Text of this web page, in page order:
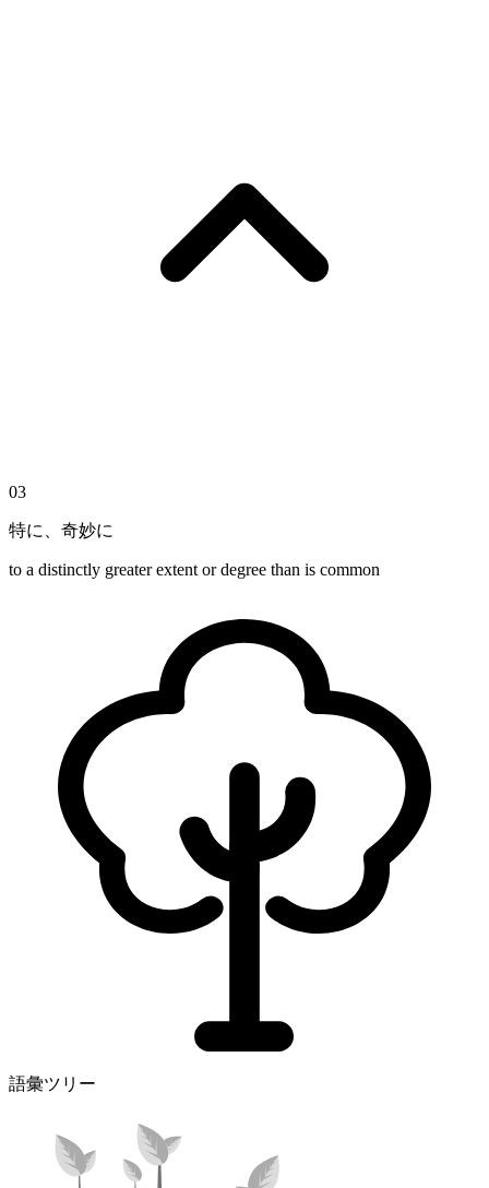
03
特に、奇妙に
to a distinctly greater extent or degree than is common
語彙ツリー